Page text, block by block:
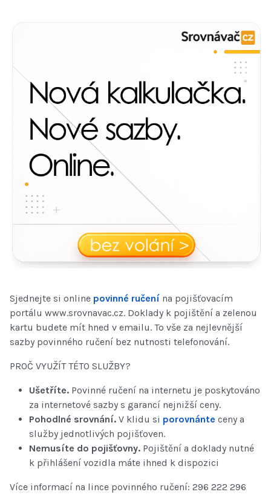
Sjednejte si online povinné ručení na pojišťovacím
portálu www.srovnavac.cz. Doklady k pojištění a zelenou
kartu budete mít hned v emailu. To vše za nejlevnější
sazby povinného ručení bez nutnosti telefonování.
PROČ VYUŽÍT TÉTO SLUŽBY?
Ušetříte. Povinné ručení na internetu je poskytováno
za internetové sazby s garancí nejnižší ceny.
Pohodlné srovnání. V klidu si porovnánte ceny a
služby jednotlivých pojišťoven.
Nemusíte do pojišťovny. Pojištění a doklady nutné
k přihlášení vozidla máte ihned k dispozici
Více informací na lince povinného ručení: 296 222 296